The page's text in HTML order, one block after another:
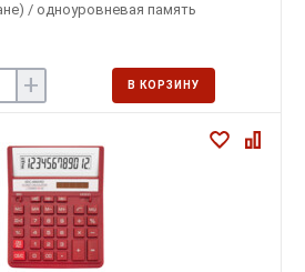
/ одноуровневая память
+ В КОРЗИНУ